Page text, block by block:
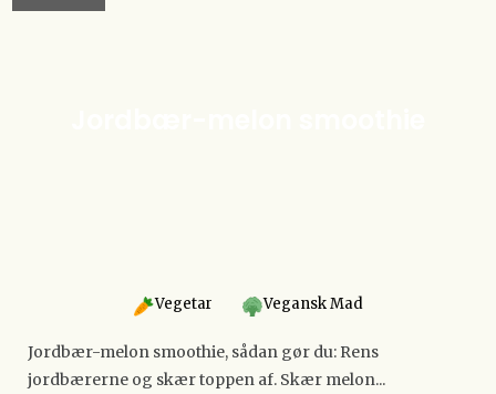
Vegetar Vegansk Mad
Jordbær-melon smoothie, sådan gør du: Rens
jordbærerne og skær toppen af. Skær melon...